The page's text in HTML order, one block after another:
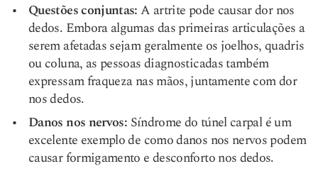
Questões conjuntas:A artrite pode causar dor nos
dedos. Embora algumas das primeiras articulações a
serem afetadas sejam geralmente os joelhos, quadris
ou coluna, as pessoas diagnosticadas também
expressam fraqueza nas mãos, juntamente com dor
nos dedos.
Danos nos nervos: Síndrome do túnel carpalé um
excelente exemplo de como danos nos nervos podem
causar formigamento e desconforto nos dedos.